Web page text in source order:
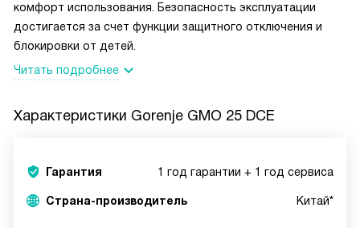
комфорт использования. Безопасность эксплуатации
достигается за счет функции защитного отключения и
блокировки от детей.
Читать подробнее
Характеристики Gorenje GMO 25 DCE
Гарантия 1 год гарантии + 1 год сервиса
Страна-производитель Китай*